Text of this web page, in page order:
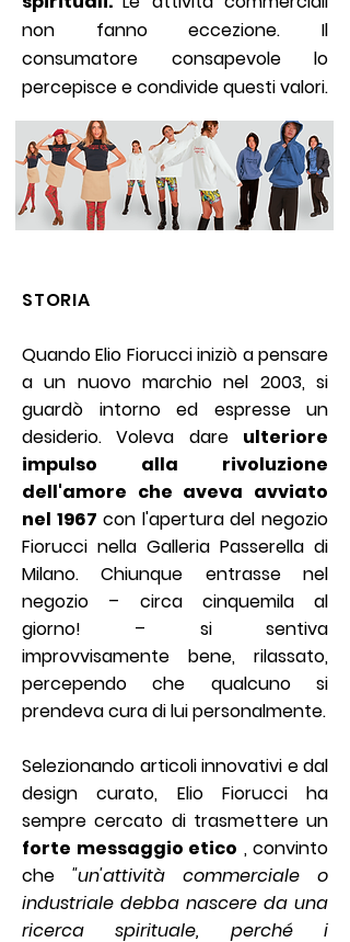
non fanno eccezione. Il
consumatore consapevole lo
percepisce e condivide questi valori.
STORIA
Quando Elio Fiorucci iniziò a pensare
a un nuovo marchio nel 2003, si
guardò intorno ed espresse un
desiderio. Voleva dare
ulteriore
impulso alla rivoluzione
dell'amore che aveva avviato
nel 1967 con l'apertura del negozio
Fiorucci nella Galleria Passerella di
Milano. Chiunque entrasse nel
negozio – circa cinquemila al
giorno! – si sentiva
improvvisamente bene, rilassato,
percependo che qualcuno si
prendeva cura di lui personalmente.
Selezionando articoli innovativi e dal
design curato, Elio Fiorucci ha
sempre cercato di trasmettere un
forte messaggio etico , convinto
che "un'attività commerciale o
industriale debba nascere da una
ricerca spirituale, perché i